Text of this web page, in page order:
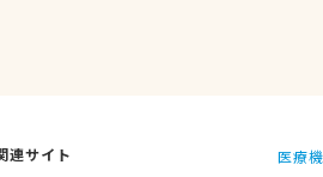
連サイト
医療